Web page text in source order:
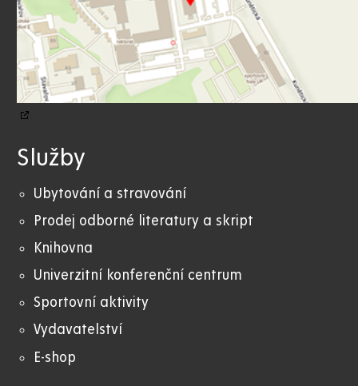
Služby
Ubytování a stravování
Prodej odborné literatury a skript
Knihovna
Univerzitní konferenční centrum
Sportovní aktivity
Vydavatelství
E-shop